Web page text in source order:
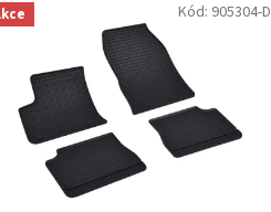
Kód: 905304-D